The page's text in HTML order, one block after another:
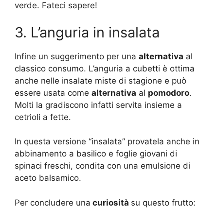
verde. Fateci sapere!
3. L’anguria in insalata
Infine un suggerimento per una alternativa al
classico consumo. L’anguria a cubetti è ottima
anche nelle insalate miste di stagione e può
essere usata come alternativa al pomodoro.
Molti la gradiscono infatti servita insieme a
cetrioli a fette.
In questa versione “insalata” provatela anche in
abbinamento a basilico e foglie giovani di
spinaci freschi, condita con una emulsione di
aceto balsamico.
Per concludere una curiosità su questo frutto: